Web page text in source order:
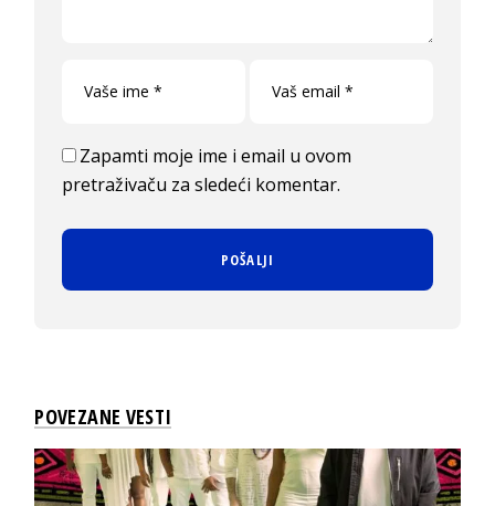
Zapamti moje ime i email u ovom
pretraživaču za sledeći komentar.
POVEZANE VESTI